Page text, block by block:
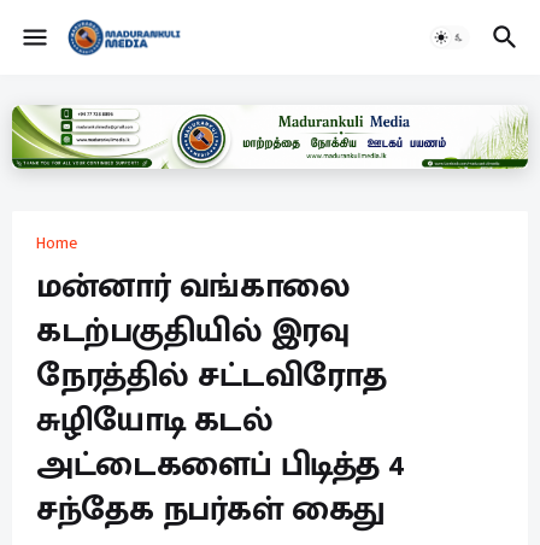
Home
மன்னார் வங்காலை
கடற்பகுதியில் இரவு
நேரத்தில் சட்டவிரோத
சுழியோடி கடல்
அட்டைகளைப் பிடித்த 4
சந்தேக நபர்கள் கைது